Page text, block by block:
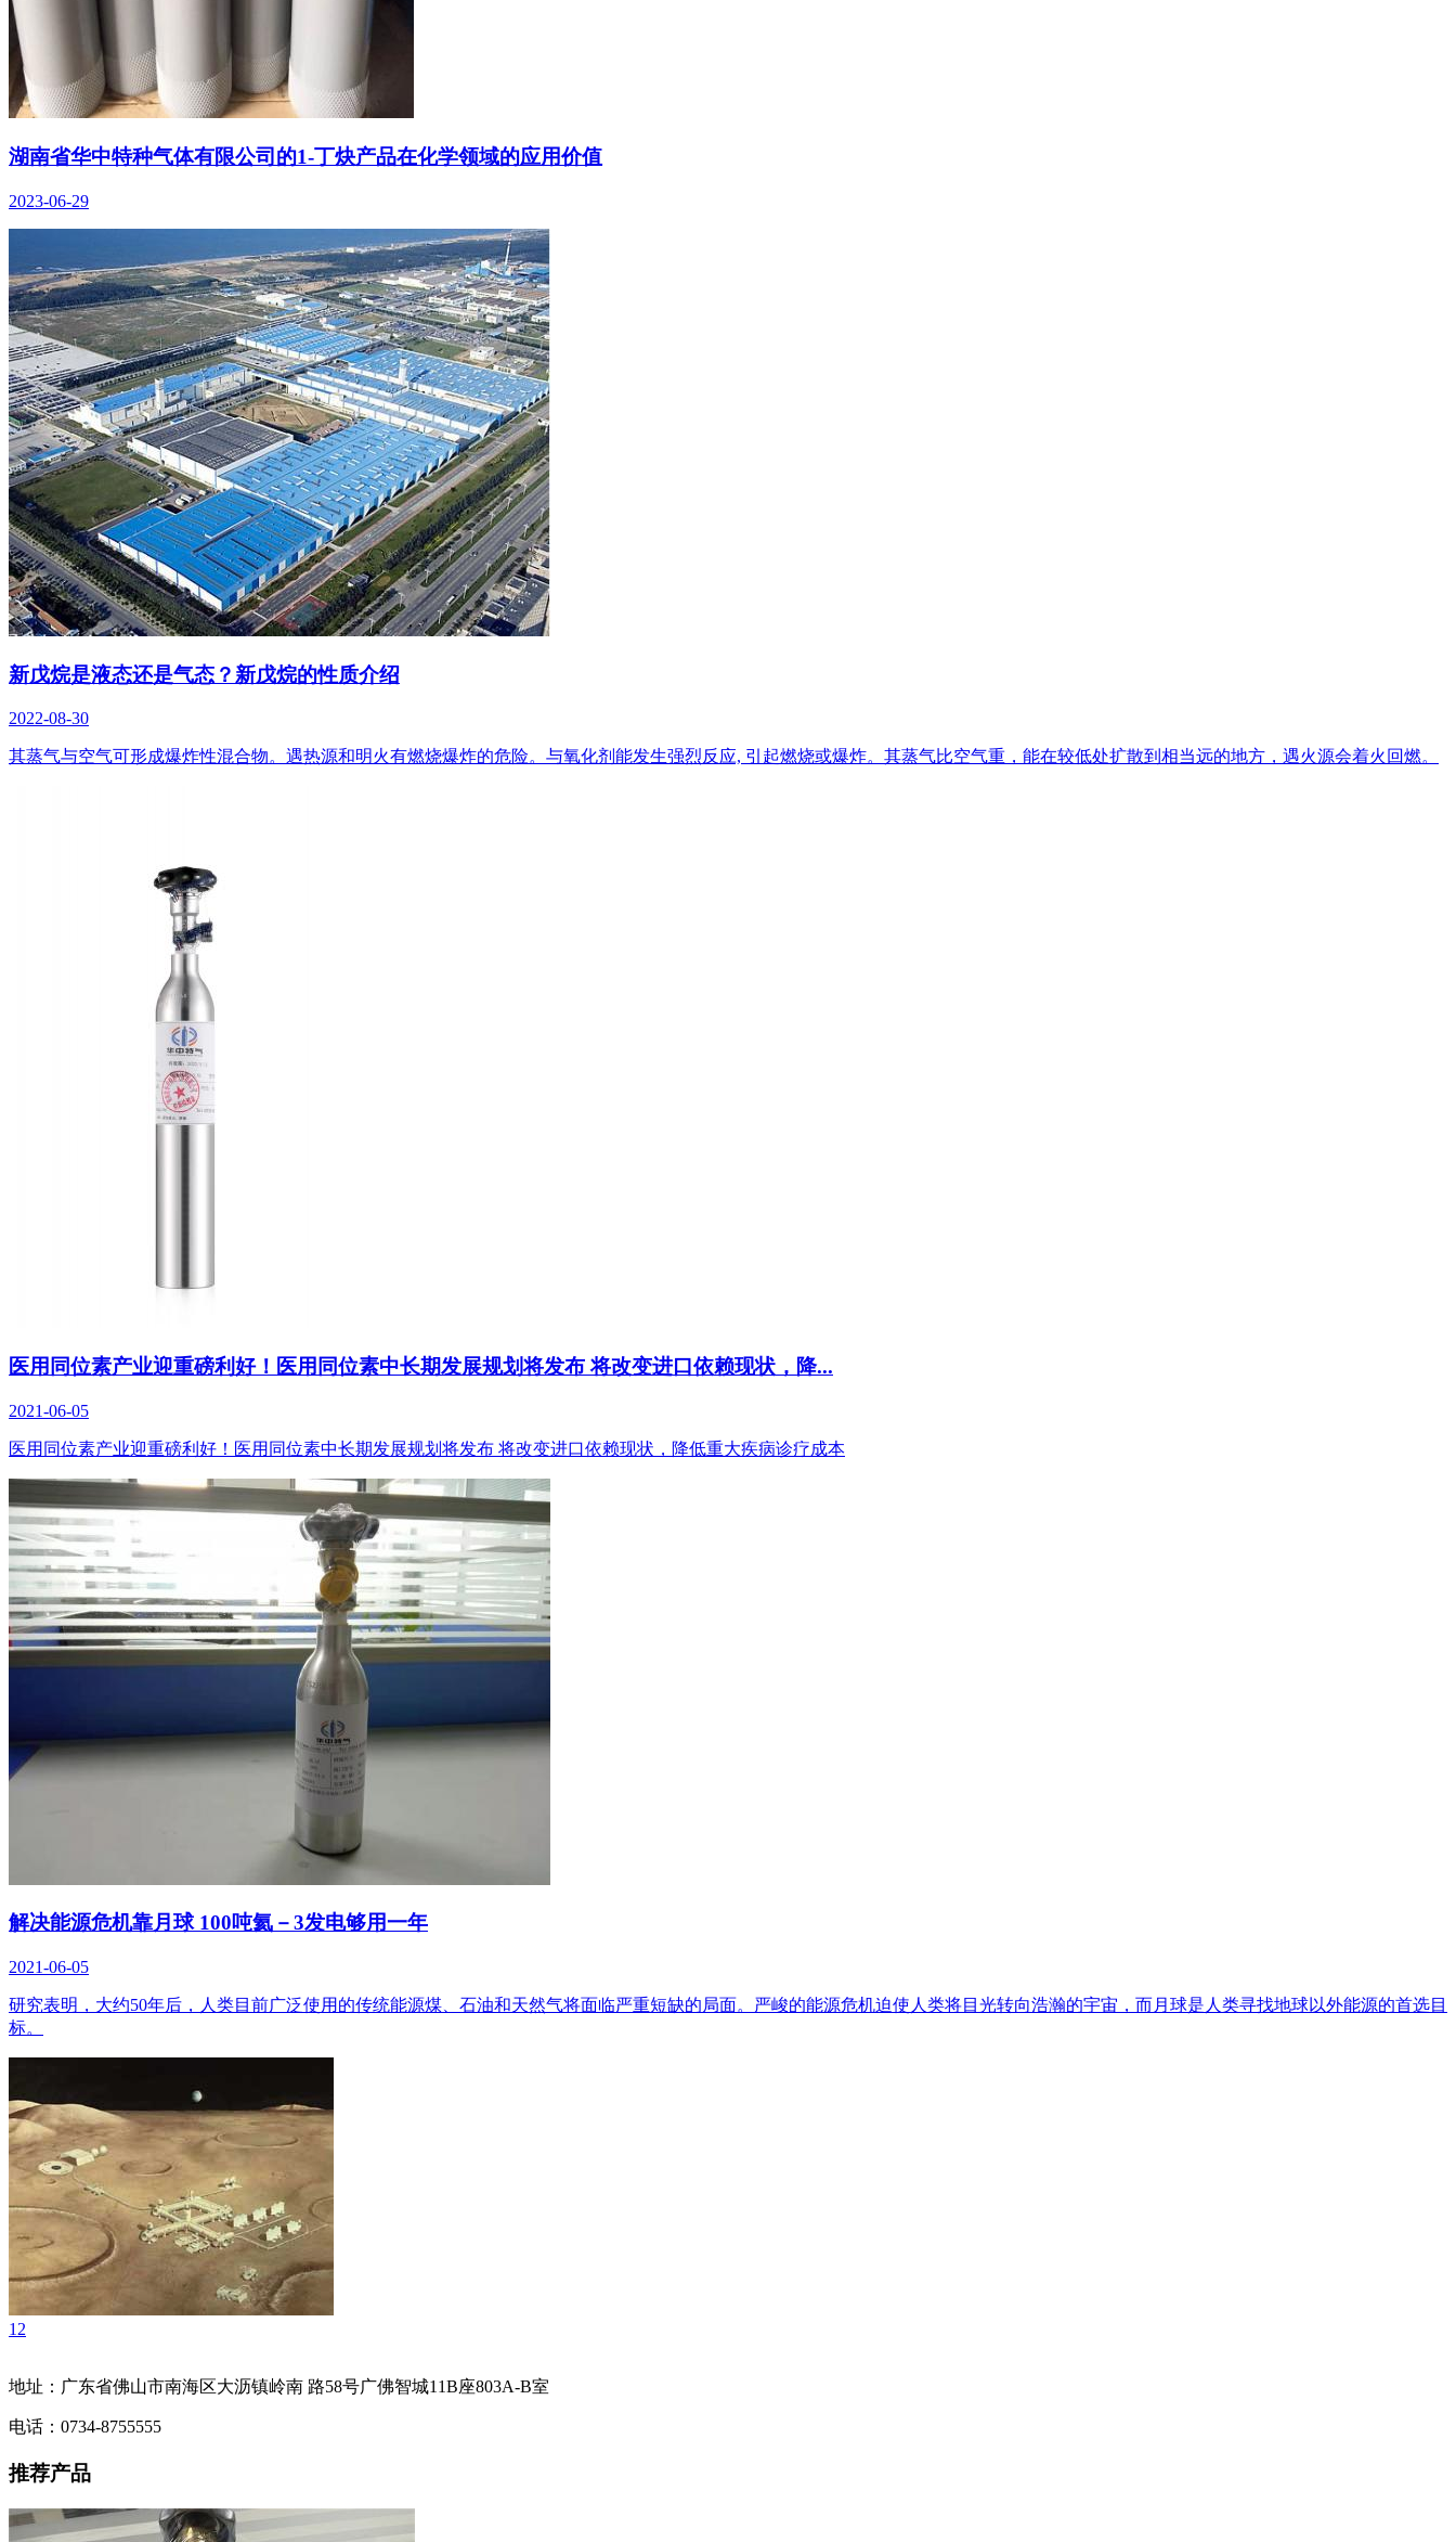
湖南省华中特种气体有限公司的1-丁炔产品在化学领域的应用价值
2023-06-29
新戊烷是液态还是气态？新戊烷的性质介绍
2022-08-30
其蒸气与空气可形成爆炸性混合物。遇热源和明火有燃烧爆炸的危险。与氧化剂能发生强烈反应, 引起燃烧或爆炸。其蒸气比空气重，能在较低处扩散到相当远的地方，遇火源会着火回燃。 ​
医用同位素产业迎重磅利好！医用同位素中长期发展规划将发布 将改变进口依赖现状，降...
2021-06-05
医用同位素产业迎重磅利好！医用同位素中长期发展规划将发布 将改变进口依赖现状，降低重大疾病诊疗成本
解决能源危机靠月球 100吨氦－3发电够用一年
2021-06-05
研究表明，大约50年后，人类目前广泛使用的传统能源煤、石油和天然气将面临严重短缺的局面。严峻的能源危机迫使人类将目光转向浩瀚的宇宙，而月球是人类寻找地球以外能源的首选目
标。
1 2
地址：广东省佛山市南海区大沥镇岭南 路58号广佛智城11B座803A-B室
电话：0734-8755555
推荐产品